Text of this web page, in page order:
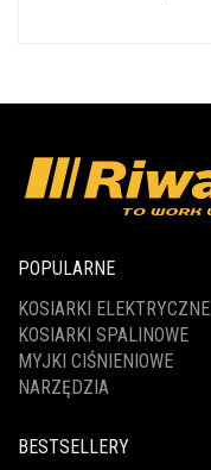
POPULARNE
KOSIARKI ELEKTRYCZNE
KOSIARKI SPALINOWE
MYJKI CIŚNIENIOWE
NARZĘDZIA
BESTSELLERY